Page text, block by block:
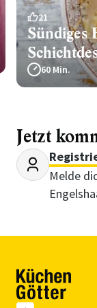
21
Sündiges
60 Min.
Jetzt
Melde